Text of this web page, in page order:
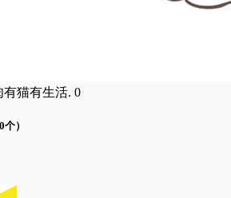
有猫有生活. 0
）